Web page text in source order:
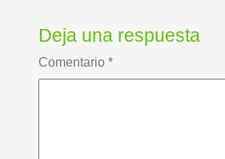
Deja una respuesta
Comentario *